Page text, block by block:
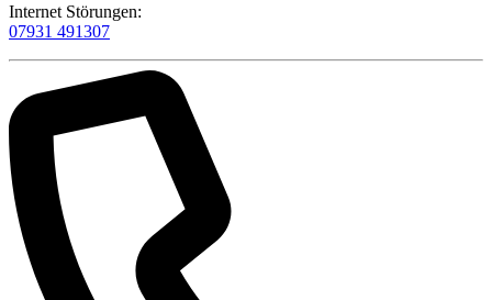
Internet Störungen:
07931 491307